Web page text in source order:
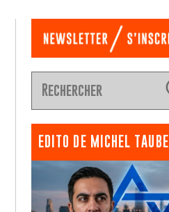
EDITO DE MICHEL TAUBE